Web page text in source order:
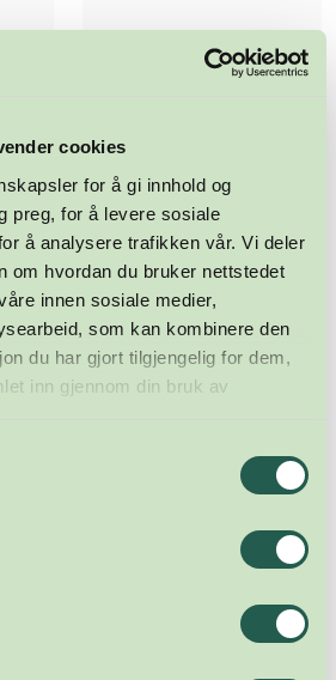
cookies
for å gi innhold og
preg, for å levere sosiale
å analysere trafikken vår. Vi deler
om hvordan du bruker nettstedet
innen sosiale medier,
som kan kombinere den
du har gjort tilgjengelig for dem,
inn gjennom din bruk av